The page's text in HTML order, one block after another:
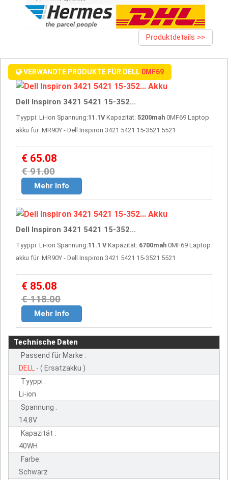
Produktdetails >>
VERWANDTE PRODUKTE FÜR DELL 0MF69
Dell Inspiron 3421 5421 15-352...
Tyyppi: Li-ion Spannung:11.1V Kapazität: 5200mah 0MF69 Laptop
akku für :MR90Y - Dell Inspiron 3421 5421 15-3521 5521
€ 65.08
€ 91.00
Mehr Info
Dell Inspiron 3421 5421 15-352...
Tyyppi: Li-ion Spannung:11.1 V Kapazität: 6700mah 0MF69 Laptop
akku für :MR90Y - Dell Inspiron 3421 5421 15-3521 5521
€ 85.08
€ 118.00
Mehr Info
Technische Daten
Passend für Marke :
DELL - ( Ersatzakku )
Tyyppi :
Li-ion
Spannung :
14.8V
Kapazität :
40WH
Farbe:
Schwarz